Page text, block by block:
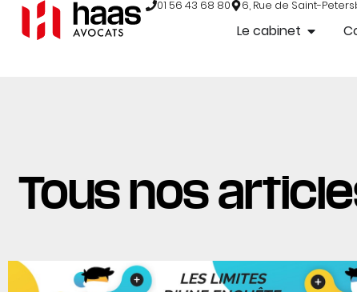
01 56 43 68 80 6, Rue de Saint-
Le cabinet
Tous nos